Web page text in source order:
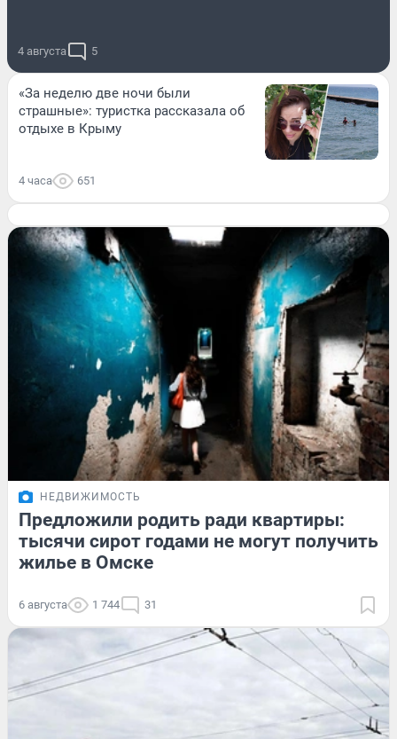
4 августа 5
«За неделю две ночи были
страшные»: туристка рассказала об
отдыхе в Крыму
4 часа 651
НЕДВИЖИМОСТЬ
Предложили родить ради квартиры:
тысячи сирот годами не могут получить
жилье в Омске
6 августа 1 744 31